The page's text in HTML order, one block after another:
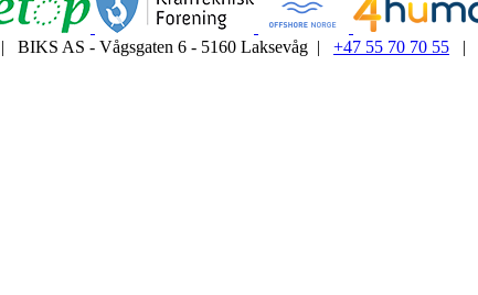
| BIKS AS - Vågsgaten 6 - 5160 Laksevåg | +47 55 70 70 55 |